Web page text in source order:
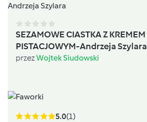
SEZAMOWE CIASTKA Z KREMEM
PISTACJOWYM-Andrzeja Szylara
przezWojtek Siudowski
5.0(1)